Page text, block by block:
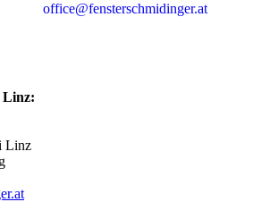
office@fensterschmidinger.at
Linz:
Linz